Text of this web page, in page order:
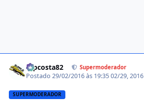
mpcosta82 Supermoderador
Postado29/02/2016 às 19:3502/29, 2016
SUPERMODERADOR